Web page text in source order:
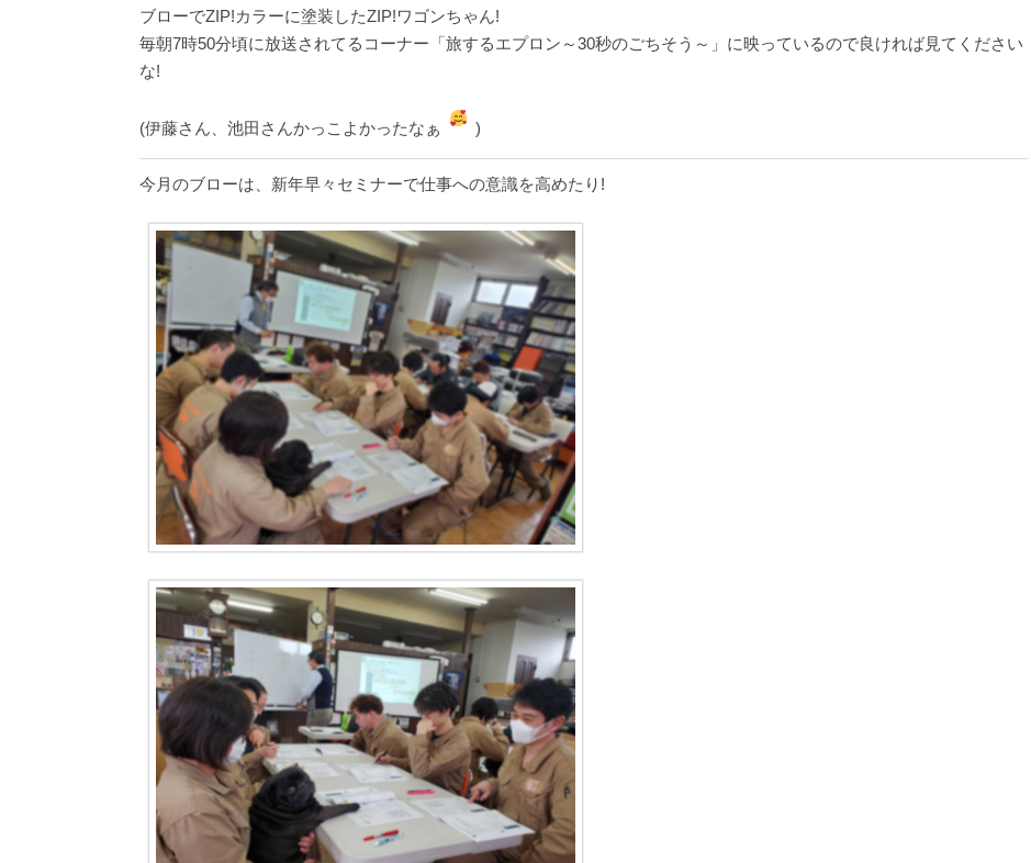
ブローでZIP!カラーに塗装したZIP!ワゴンちゃん!
毎朝7時50分頃に放送されてるコーナー「旅するエプロン～30秒のごちそう～」に映っているので良ければ見てください
な!
(伊藤さん、池田さんかっこよかったなぁ )
今月のブローは、新年早々セミナーで仕事への意識を高めたり!